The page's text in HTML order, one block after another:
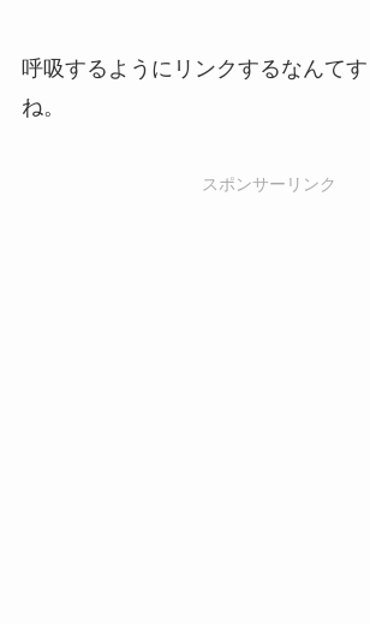
呼吸するようにリンクするなんて
ね。
スポンサーリンク